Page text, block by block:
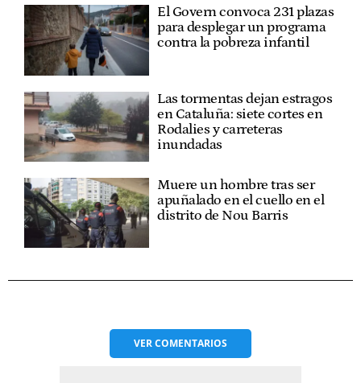
El Govern convoca 231 plazas
para desplegar un programa
contra la pobreza infantil
Las tormentas dejan estragos
en Cataluña: siete cortes en
Rodalies y carreteras
inundadas
Muere un hombre tras ser
apuñalado en el cuello en el
distrito de Nou Barris
VERCOMENTARIOS